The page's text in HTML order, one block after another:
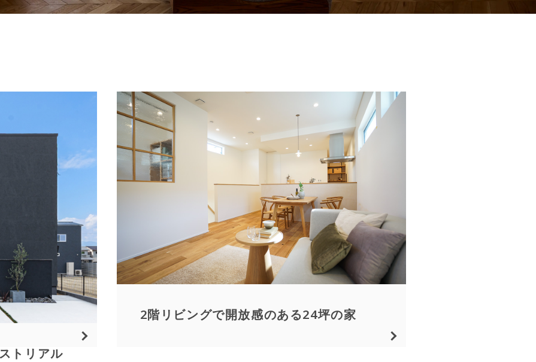
トリアル
2階リビングで開放感のある24坪の家